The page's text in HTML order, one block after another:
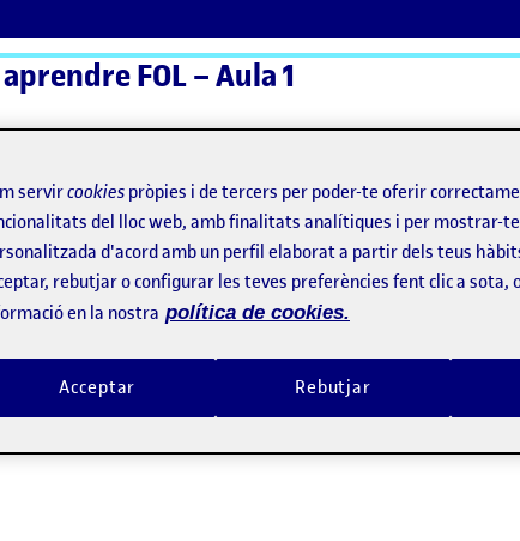
FOL – Aula 1
ActiFolios
– Relació a l’aprenentatge del contingut de Fol
servircookies pròpies i de tercers per poder-te oferir
del lloc web, amb finalitats analítiques i per mostrar-
d'acord amb un perfil elaborat a partir dels teus
rebutjar o configurar les teves preferències fent clic a sota,
en la nostra política de cookies.
Rebutjar
Acceptar